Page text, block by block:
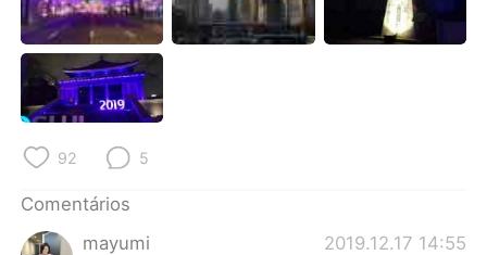
한국어 Русский
ไทย
92 5
Comentários
mayumi
2019.12.17 14:55